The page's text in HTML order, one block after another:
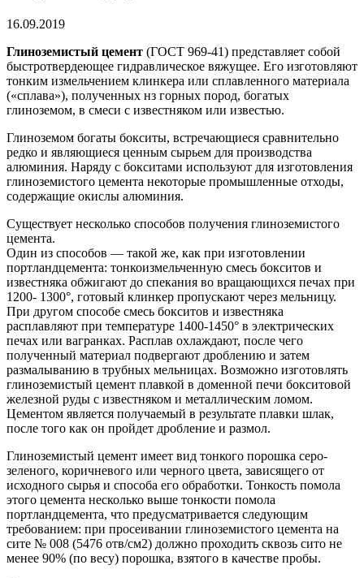
16.09.2019
Глиноземистый цемент (ГОСТ 969-41) представляет собой
быстротвердеющее гидравлическое вяжущее. Его изготовляют
тонким измельчением клинкера или сплавленного материала
(«сплава»), полученных нз горных пород, богатых
глиноземом, в смеси с известняком или известью.
Глиноземом богаты бокситы, встречающиеся сравнительно
редко и являющиеся ценным сырьем для производства
алюминия. Наряду с бокситами используют для изготовления
глиноземистого цемента некоторые промышленные отходы,
содержащие окислы алюминия.
Существует несколько способов получения глиноземистого
цемента.
Один из способов — такой же, как при изготовлении
портландцемента: тонкоизмельченную смесь бокситов и
известняка обжигают до спекания во вращающихся печах при
1200- 1300°, готовый клинкер пропускают через мельницу.
При другом способе смесь бокситов и известняка
расплавляют при температуре 1400-1450° в электрических
печах или вагранках. Расплав охлаждают, после чего
полученный материал подвергают дроблению и затем
размалыванию в трубных мельницах. Возможно изготовлять
глиноземистый цемент плавкой в доменной печи бокситовой
железной руды с известняком и металлическим ломом.
Цементом является получаемый в результате плавки шлак,
после того как он пройдет дробление и размол.
Глиноземистый цемент имеет вид тонкого порошка серо-
зеленого, коричневого или черного цвета, зависящего от
исходного сырья и способа его обработки. Тонкость помола
этого цемента несколько выше тонкости помола
портландцемента, что предусматривается следующим
требованием: при просеивании глиноземистого цемента на
сите № 008 (5476 отв/см2) должно проходить сквозь сито не
менее 90% (по весу) порошка, взятого в качестве пробы.